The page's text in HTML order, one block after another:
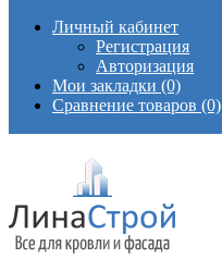
Личный кабинет
Регистрация
Авторизация
Мои закладки (0)
Сравнение товаров (0)